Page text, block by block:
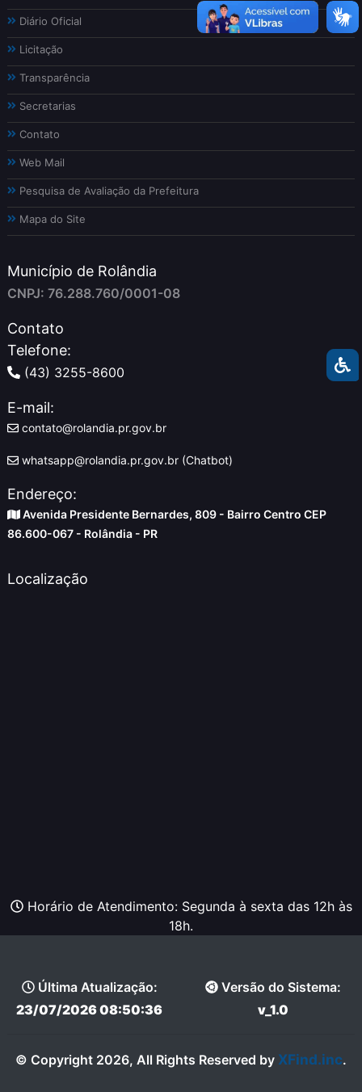
Diário Oficial
Licitação
Transparência
Secretarias
Contato
Web Mail
Pesquisa de Avaliação da Prefeitura
Mapa do Site
Município de Rolândia
CNPJ: 76.288.760/0001-08
Contato
Telefone:
(43) 3255-8600
E-mail:
contato@rolandia.pr.gov.br
whatsapp@rolandia.pr.gov.br (Chatbot)
Endereço:
Avenida Presidente Bernardes, 809 - Bairro Centro CEP
86.600-067 - Rolândia - PR
Localização
Horário de Atendimento: Segunda à sexta das 12h às
18h.
Última Atualização:
23/07/2026 08:50:36
Versão do Sistema:
v_1.0
© Copyright 2026, All Rights Reserved by XFind.inc.